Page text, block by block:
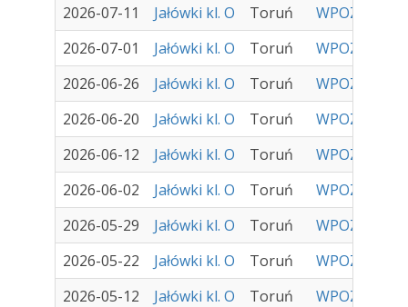
2026-07-11
Jałówki kl. O Toruń
WPOZH Sp.
2026-07-01
Jałówki kl. O Toruń
WPOZH Sp.
2026-06-26
Jałówki kl. O Toruń
WPOZH Sp.
2026-06-20
Jałówki kl. O Toruń
WPOZH Sp.
2026-06-12
Jałówki kl. O Toruń
WPOZH Sp.
2026-06-02
Jałówki kl. O Toruń
WPOZH Sp.
2026-05-29
Jałówki kl. O Toruń
WPOZH Sp.
2026-05-22
Jałówki kl. O Toruń
WPOZH Sp.
2026-05-12
Jałówki kl. O Toruń WPOZH Sp.